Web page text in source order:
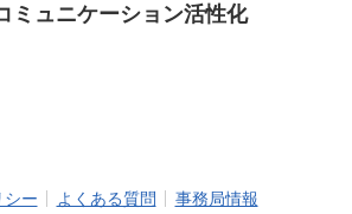
ミュニケーション活性化
シー よくある質問
事務局情報